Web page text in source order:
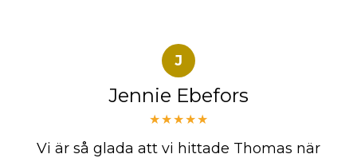
J
Jennie Ebefors
★★★★★
Vi är så glada att vi hittade Thomas när